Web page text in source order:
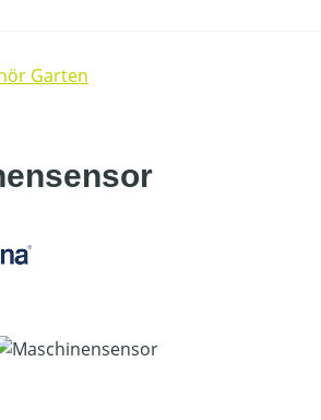
Garten